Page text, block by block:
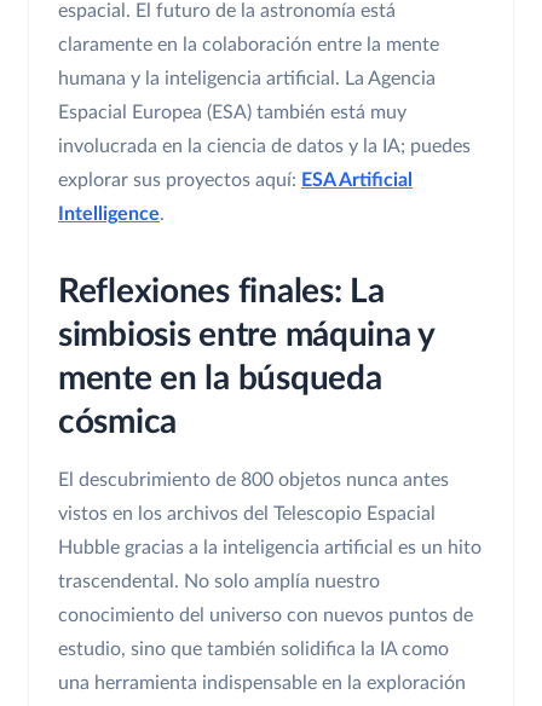
espacial. El futuro de la astronomía está
claramente en la colaboración entre la mente
humana y la inteligencia artificial. La Agencia
Espacial Europea (ESA) también está muy
involucrada en la ciencia de datos y la IA; puedes
explorar sus proyectos aquí: ESA Artificial
Intelligence.
Reflexiones finales: La
simbiosis entre máquina y
mente en la búsqueda
cósmica
El descubrimiento de 800 objetos nunca antes
vistos en los archivos del Telescopio Espacial
Hubble gracias a la inteligencia artificial es un hito
trascendental. No solo amplía nuestro
conocimiento del universo con nuevos puntos de
estudio, sino que también solidifica la IA como
una herramienta indispensable en la exploración